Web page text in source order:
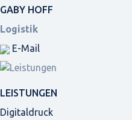
GABY HOFF
Logistik
E-Mail
LEISTUNGEN
Digitaldruck